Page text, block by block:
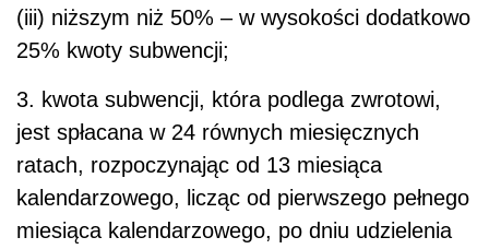
(iii) niższym niż 50% – w wysokości dodatkowo
25% kwoty subwencji;
3. kwota subwencji, która podlega zwrotowi,
jest spłacana w 24 równych miesięcznych
ratach, rozpoczynając od 13 miesiąca
kalendarzowego, licząc od pierwszego pełnego
miesiąca kalendarzowego, po dniu udzielenia